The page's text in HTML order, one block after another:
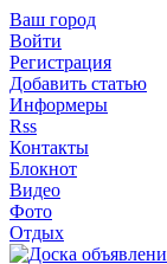
Ваш город
Войти
Регистрация
Добавить статью
Информеры
Rss
Контакты
Блокнот
Видео
Фото
Отдых